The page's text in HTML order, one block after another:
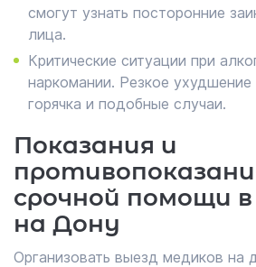
смогут узнать посторонние
лица.
Критические ситуации при
наркомании. Резкое ухудшение
горячка и подобные случаи.
Показания и
срочной помощи
на Дону
Организовать выезд медиков на